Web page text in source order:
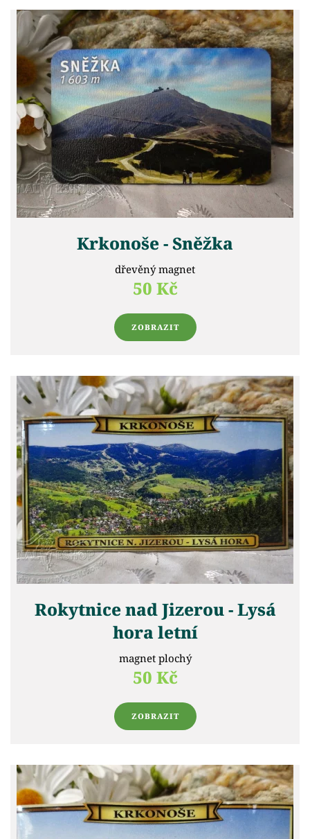
Krkonoše - Sněžka
dřevěný magnet
50 Kč
ZOBRAZIT
Rokytnice nad Jizerou - Lysá
hora letní
magnet plochý
50 Kč
ZOBRAZIT